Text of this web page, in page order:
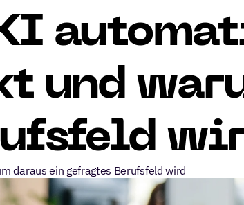
und
daraus ein gefragtes Berufsfeld wird